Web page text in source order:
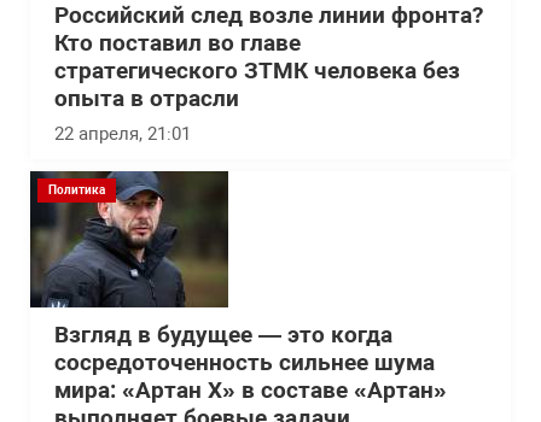
Российский след возле линии фронта?
Кто поставил во главе
стратегического ЗТМК человека без
опыта в отрасли
22 апреля, 21:01
Политика
Взгляд в будущее — это когда
сосредоточенность сильнее шума
мира: «Артан Х» в составе «Артан»